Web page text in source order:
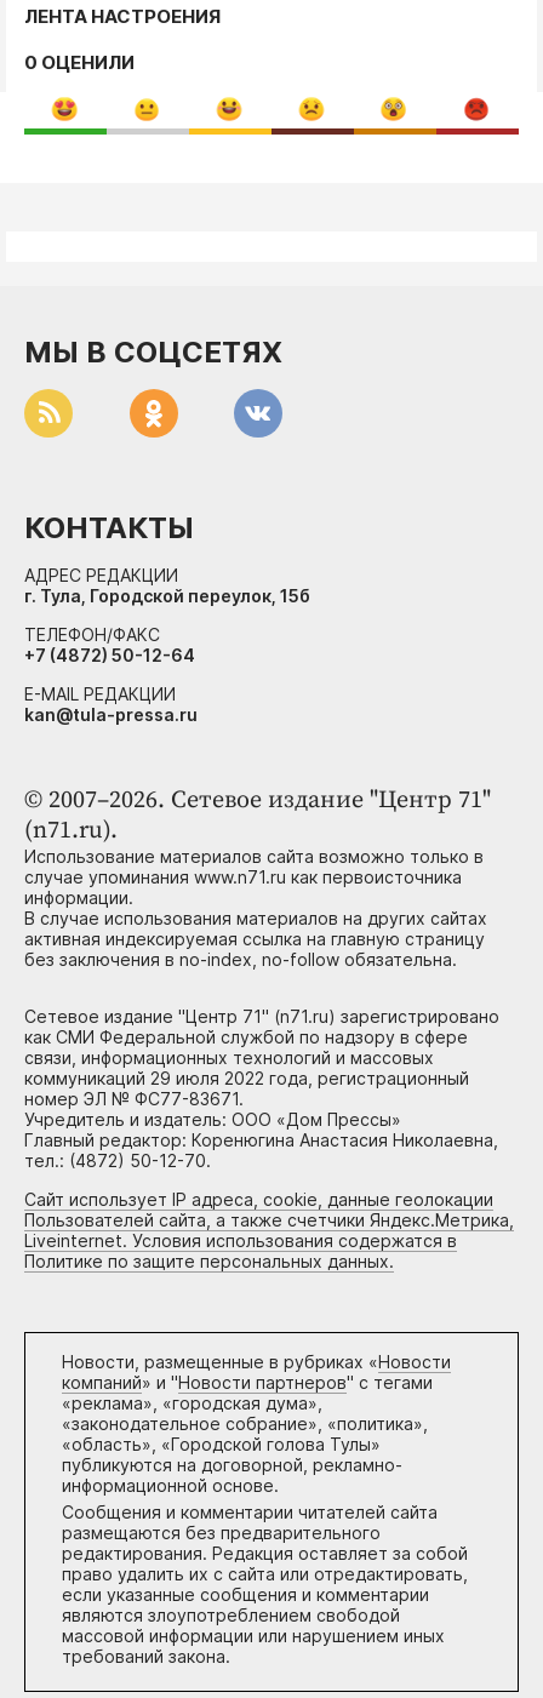
ЛЕНТА НАСТРОЕНИЯ
0 ОЦЕНИЛИ
© 2007–2026. Сетевое издание "Центр 71"
(n71.ru).
Использование материалов сайта возможно только в
случае упоминания www.n71.ru как первоисточника
информации.
В случае использования материалов на других сайтах
активная индексируемая ссылка на главную страницу
без заключения в no-index, no-follow обязательна.
Сетевое издание "Центр 71" (n71.ru) зарегистрировано
как СМИ Федеральной службой по надзору в сфере
связи, информационных технологий и массовых
коммуникаций 29 июля 2022 года, регистрационный
номер ЭЛ № ФС77-83671.
Учредитель и издатель: ООО «Дом Прессы»
Главный редактор: Коренюгина Анастасия Николаевна,
тел.: (4872) 50-12-70.
Сайт использует IP адреса, cookie, данные геолокации
Пользователей сайта, а также счетчики Яндекс.Метрика,
Liveinternet. Условия использования содержатся в
Политике по защите персональных данных.
Новости, размещенные в рубриках «Новости
компаний» и "Новости партнеров" с тегами
«реклама», «городская дума»,
«законодательное собрание», «политика»,
«область», «Городской голова Тулы»
публикуются на договорной, рекламно-
информационной основе.
Сообщения и комментарии читателей сайта
размещаются без предварительного
редактирования. Редакция оставляет за собой
право удалить их с сайта или отредактировать,
если указанные сообщения и комментарии
являются злоупотреблением свободой
массовой информации или нарушением иных
требований закона.
МЫ В СОЦСЕТЯХ
КОНТАКТЫ
АДРЕС РЕДАКЦИИ
г. Тула, Городской переулок, 15б
ТЕЛЕФОН/ФАКС
+7 (4872) 50-12-64
E-MAIL РЕДАКЦИИ
kan@tula-pressa.ru